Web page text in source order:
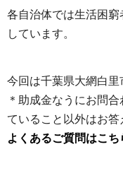
各自治体では生活困
しています。
今回は千葉県大網白里
＊助成金なうにお問
ていること以外はお答
よくあるご質問はこち